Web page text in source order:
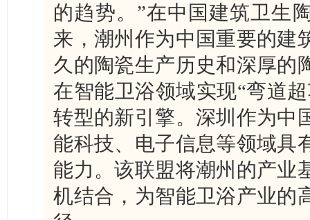
的趋势。”在中国建筑卫生
来，潮州作为中国重要的建
久的陶瓷生产历史和深厚的
在智能卫浴领域实现“弯道
转型的新引擎。深圳作为中
能科技、电子信息等领域具
能力。该联盟将潮州的产业
机结合，为智能卫浴产业的